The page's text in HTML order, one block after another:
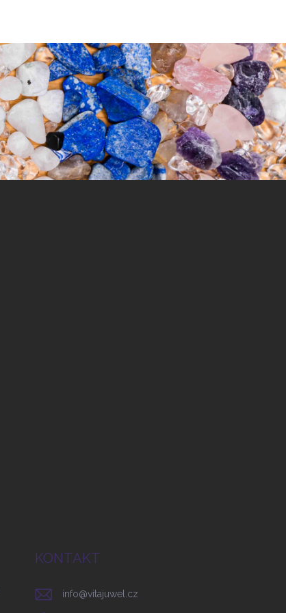
KONTAKT
info@vitajuwel.cz